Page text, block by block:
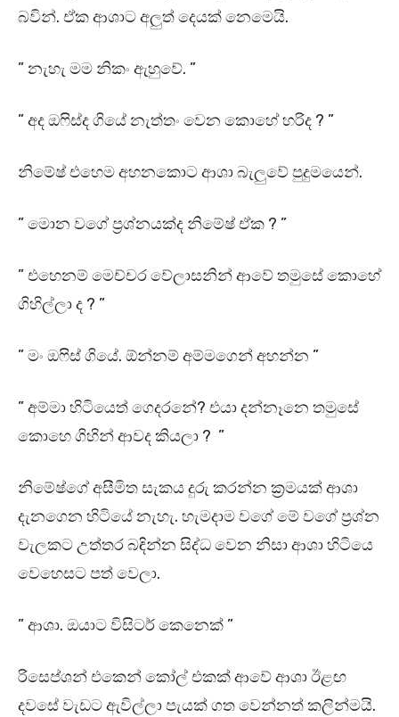
බවින්. ඒක ආශාට අලුත් දෙයක් නෙමෙයි.
” නැහැ මම නිකං ඇහුවේ. ”
” අද ඔෆිස්ද ගියේ නැත්තං වෙන කොහේ හරිද ? ”
නිමේෂ් එහෙම අහනකොට ආශා බැලුවේ පුදුමයෙන්.
” මොන වගේ ප්‍රශ්නයක්ද නිමේෂ් ඒක ? ”
” එහෙනම් මෙච්චර වේලාසනින් ආවේ තමුසේ කොහේ
ගිහිල්ලා ද ? ”
” මං ඔෆිස් ගියේ. ඕන්නම් අම්මගෙන් අහන්න ”
” අම්මා හිටියෙත් ගෙදරනේ? එයා දන්නෑනෙ තමුසේ
කොහෙ ගිහින් ආවද කියලා ? ”
නිමේෂ්ගේ අසීමිත සැකය දුරු කරන්න ක්‍රමයක් ආශා
දැනගෙන හිටියේ නැහැ. හැමදාම වගේ මේ වගේ ප්‍රශ්න
වැලකට උත්තර බඳින්න සිද්ධ වෙන නිසා ආශා හිටියෙ
වෙහෙසට පත් වෙලා.
” ආශා. ඔයාට විසිටර් කෙනෙක් ”
රිසෙප්ශන් එකෙන් කෝල් එකක් ආවේ ආශා ඊළඟ
දවසේ වැඩට ඇවිල්ලා පැයක් ගත වෙන්නත් කලින්මයි.